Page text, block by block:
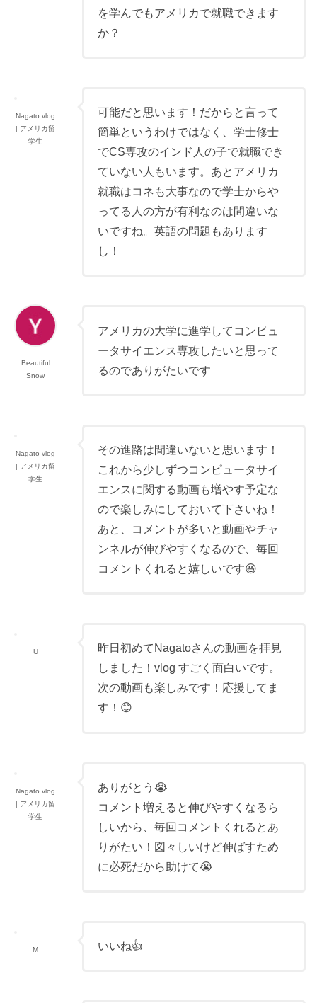
を学んでもアメリカで就職できます
か？
Nagato vlog
| アメリカ留
学生
可能だと思います！だからと言って
簡単というわけではなく、学士修士
でCS専攻のインド人の子で就職でき
ていない人もいます。あとアメリカ
就職はコネも大事なので学士からや
ってる人の方が有利なのは間違いな
いですね。英語の問題もあります
し！
Beautiful
Snow
アメリカの大学に進学してコンピュ
ータサイエンス専攻したいと思って
るのでありがたいです
Nagato vlog
| アメリカ留
学生
その進路は間違いないと思います！
これから少しずつコンピュータサイ
エンスに関する動画も増やす予定な
ので楽しみにしておいて下さいね！
あと、コメントが多いと動画やチャ
ンネルが伸びやすくなるので、毎回
コメントくれると嬉しいです😆
U
昨日初めてNagatoさんの動画を拝見
しました！vlog すごく面白いです。
次の動画も楽しみです！応援してま
す！😊
Nagato vlog
| アメリカ留
学生
ありがとう😭
コメント増えると伸びやすくなるら
しいから、毎回コメントくれるとあ
りがたい！図々しいけど伸ばすため
に必死だから助けて😭
M いいね👍